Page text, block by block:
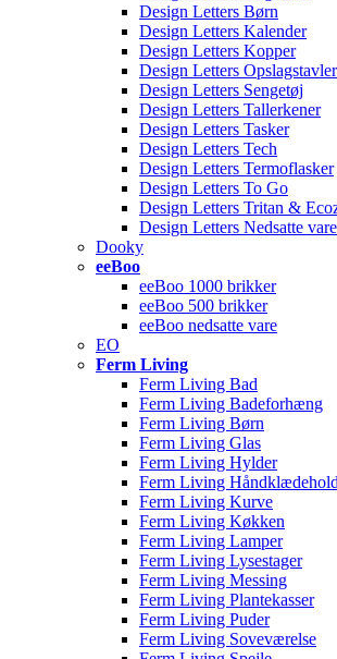
Design Letters Børn
Design Letters Kalender
Design Letters Kopper
Design Letters Opslagstavler
Design Letters Sengetøj
Design Letters Tallerkener
Design Letters Tasker
Design Letters Tech
Design Letters Termoflasker
Design Letters To Go
Design Letters Tritan &
Design Letters Nedsatte vare
Dooky
eeBoo
eeBoo 1000 brikker
eeBoo 500 brikker
eeBoo nedsatte vare
EO
Ferm Living
Ferm Living Bad
Ferm Living Badeforhæng
Ferm Living Børn
Ferm Living Glas
Ferm Living Hylder
Ferm Living
Ferm Living Kurve
Ferm Living Køkken
Ferm Living Lamper
Ferm Living Lysestager
Ferm Living Messing
Ferm Living Plantekasser
Ferm Living Puder
Ferm Living Soveværelse